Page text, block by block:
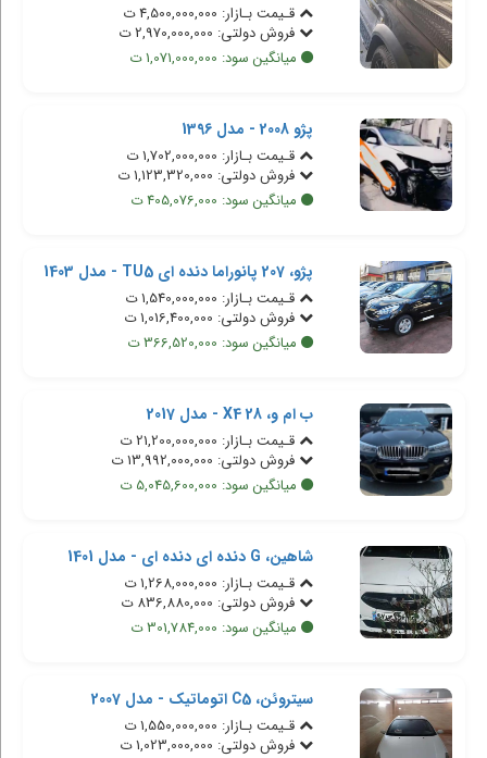
قـیمت بـازار: 4,500,000,000 ت
فروش دولتی: 2,970,000,000 ت
میانگین سود: 1,071,000,000 ت
پژو 2008 - مدل 1396
قـیمت بـازار: 1,702,000,000 ت
فروش دولتی: 1,123,320,000 ت
میانگین سود: 405,076,000 ت
پژو، 207 پانوراما دنده ای TU5 - مدل 1403
قـیمت بـازار: 1,540,000,000 ت
فروش دولتی: 1,016,400,000 ت
میانگین سود: 366,520,000 ت
ب ام و، X4 28 - مدل 2017
قـیمت بـازار: 21,200,000,000 ت
فروش دولتی: 13,992,000,000 ت
میانگین سود: 5,045,600,000 ت
شاهین، G دنده ای دنده ای - مدل 1401
قـیمت بـازار: 1,268,000,000 ت
فروش دولتی: 836,880,000 ت
میانگین سود: 301,784,000 ت
سیتروئن، C5 اتوماتیک - مدل 2007
قـیمت بـازار: 1,550,000,000 ت
فروش دولتی: 1,023,000,000 ت